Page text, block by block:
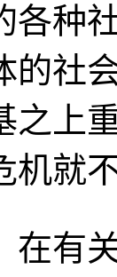
各种
的社
之上
机就
在有